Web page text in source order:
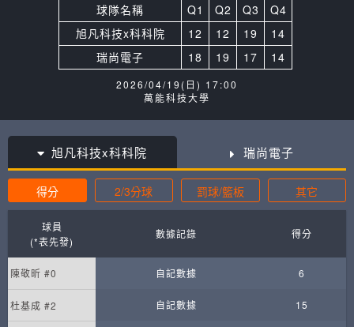
球隊名稱 Q1 Q2 Q3
Q4
旭凡科技x科科院
12 12 19
14
瑞尚電子
18 19 17 14
2026/04/19(日) 17:00
萬能科技大學
旭凡科技x科科院 瑞尚電子
得分 2/3分球 罰球/籃板 其它
球員
(*表先發)
數據記錄 得分
陳敬昕 #0 自記數據 6
杜基成 #2 自記數據 15